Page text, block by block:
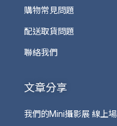
購物常見問題
配送取貨問題
聯絡我們
文章分享
我們的Mini攝影展 線上場